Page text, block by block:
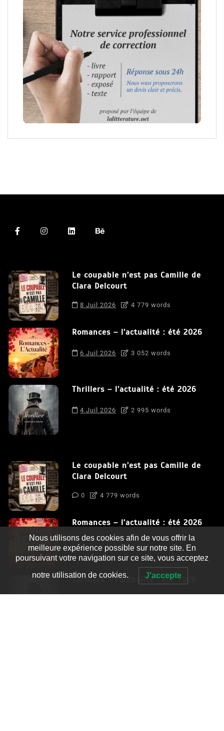
Le coupable n’est pas Camille de
Clara Delcourt
8 Juil 2026 4 779 words
Romances – l’actualité : été 2026
6 Juil 2026 3 052 words
Thrillers – l’actualité : été 2026
4 Juil 2026 2 995 words
Le coupable n’est pas Camille de
Clara Delcourt
0 4 779 words
Romances – l’actualité : été 2026
0 3 052 words
Thrillers – l’actualité : été 2026
Nous utilisons des cookies afin de vous offrir la
meilleure expérience possible sur notre site. En
poursuivant votre navigation sur ce site, vous acceptez
notre utilisation de cookies. J'accepte